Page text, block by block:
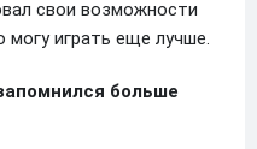
свои возможности
могу играть еще лучше.
больше